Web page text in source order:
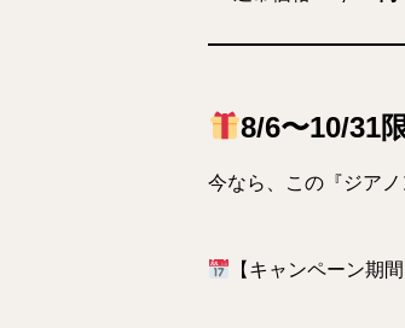
8/6〜10/31
今なら、この『ジア
【キャンペーン期間